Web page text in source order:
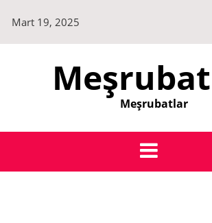
content
Mart 19, 2025
Meşrubatlar